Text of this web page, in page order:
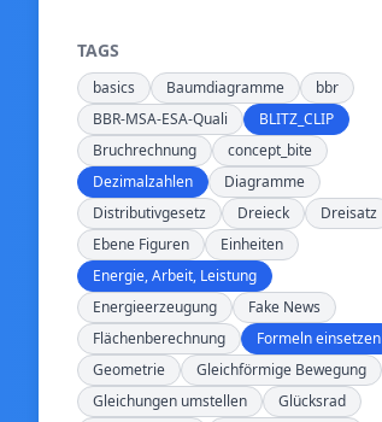
TAGS
basics Baumdiagramme
bbr
BBR-MSA-ESA-Quali
BLITZ_CLIP
Bruchrechnung
concept_bite
Dezimalzahlen
Diagramme
Distributivgesetz
Dreieck
Dreisatz
Ebene Figuren
Einheiten
Energie, Arbeit, Leistung
Energieerzeugung
Fake News
Flächenberechnung
Formeln einsetzen
Geometrie
Gleichförmige Bewegung
Gleichungen umstellen
Glücksrad